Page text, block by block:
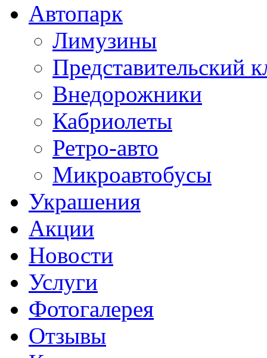
Автопарк
Лимузины
Представительский
Внедорожники
Кабриолеты
Ретро-авто
Микроавтобусы
Украшения
Акции
Новости
Услуги
Фотогалерея
Отзывы